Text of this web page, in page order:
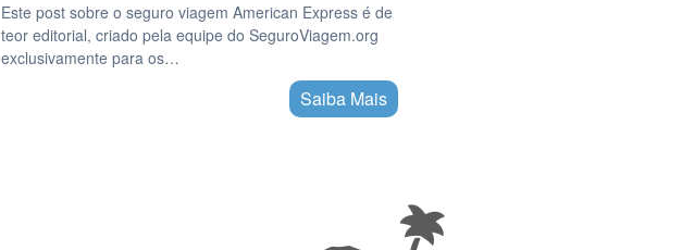
Este post sobre o seguro viagem American Express é de
teor editorial, criado pela equipe do SeguroViagem.org
exclusivamente para os…
Saiba Mais